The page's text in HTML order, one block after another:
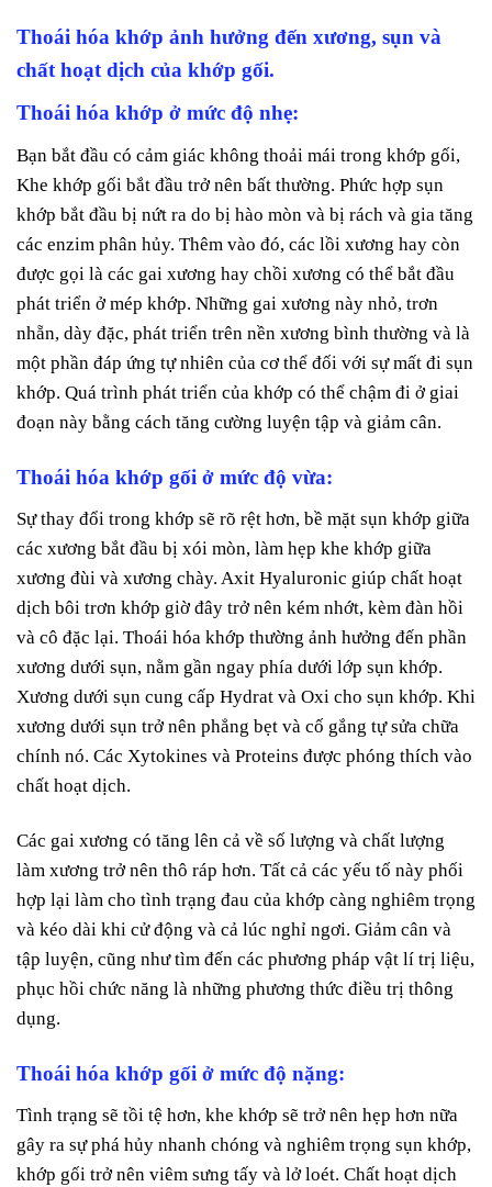
Thoái hóa khớp ảnh hưởng đến xương, sụn và
chất hoạt dịch của khớp gối.
Thoái hóa khớp ở mức độ nhẹ:
Bạn bắt đầu có cảm giác không thoải mái trong khớp gối,
Khe khớp gối bắt đầu trở nên bất thường. Phức hợp sụn
khớp bắt đầu bị nứt ra do bị hào mòn và bị rách và gia tăng
các enzim phân hủy. Thêm vào đó, các lồi xương hay còn
được gọi là các gai xương hay chồi xương có thể bắt đầu
phát triển ở mép khớp. Những gai xương này nhỏ, trơn
nhẵn, dày đặc, phát triển trên nền xương bình thường và là
một phần đáp ứng tự nhiên của cơ thể đối với sự mất đi sụn
khớp. Quá trình phát triển của khớp có thể chậm đi ở giai
đoạn này bằng cách tăng cường luyện tập và giảm cân.
Thoái hóa khớp gối ở mức độ vừa:
Sự thay đổi trong khớp sẽ rõ rệt hơn, bề mặt sụn khớp giữa
các xương bắt đầu bị xói mòn, làm hẹp khe khớp giữa
xương đùi và xương chày. Axit Hyaluronic giúp chất hoạt
dịch bôi trơn khớp giờ đây trở nên kém nhớt, kèm đàn hồi
và cô đặc lại. Thoái hóa khớp thường ảnh hưởng đến phần
xương dưới sụn, nằm gần ngay phía dưới lớp sụn khớp.
Xương dưới sụn cung cấp Hydrat và Oxi cho sụn khớp. Khi
xương dưới sụn trở nên phẳng bẹt và cố gắng tự sửa chữa
chính nó. Các Xytokines và Proteins được phóng thích vào
chất hoạt dịch.
Các gai xương có tăng lên cả về số lượng và chất lượng
làm xương trở nên thô ráp hơn. Tất cả các yếu tố này phối
hợp lại làm cho tình trạng đau của khớp càng nghiêm trọng
và kéo dài khi cử động và cả lúc nghỉ ngơi. Giảm cân và
tập luyện, cũng như tìm đến các phương pháp vật lí trị liệu,
phục hồi chức năng là những phương thức điều trị thông
dụng.
Thoái hóa khớp gối ở mức độ nặng:
Tình trạng sẽ tồi tệ hơn, khe khớp sẽ trở nên hẹp hơn nữa
gây ra sự phá hủy nhanh chóng và nghiêm trọng sụn khớp,
khớp gối trở nên viêm sưng tấy và lở loét. Chất hoạt dịch